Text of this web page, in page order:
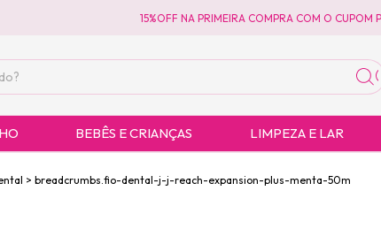
15%OFF NA PRIMEIRA COMPRA COM O CUPOM
BEBÊS E CRIANÇAS LIMPEZA E LAR
> breadcrumbs.fio-dental-j-j-reach-expansion-plus-menta-50m